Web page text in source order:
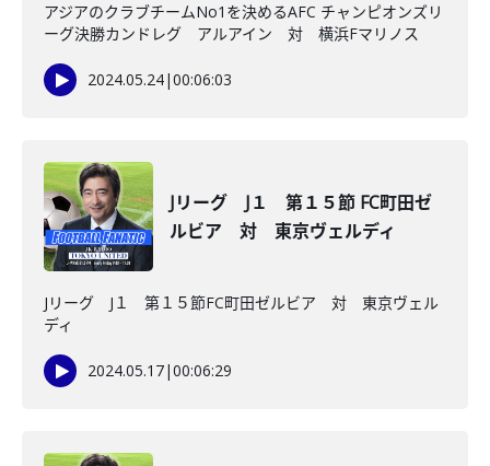
アジアのクラブチームNo1を決めるAFC チャンピオンズリ
ーグ決勝カンドレグ アルアイン 対 横浜Fマリノス
2024.05.24|00:06:03
Jリーグ J１ 第１５節 FC町田ゼ
ルビア 対 東京ヴェルディ
Jリーグ J１ 第１５節FC町田ゼルビア 対 東京ヴェル
ディ
2024.05.17|00:06:29